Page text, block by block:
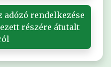
adózó rendelkezése
részére átutalt